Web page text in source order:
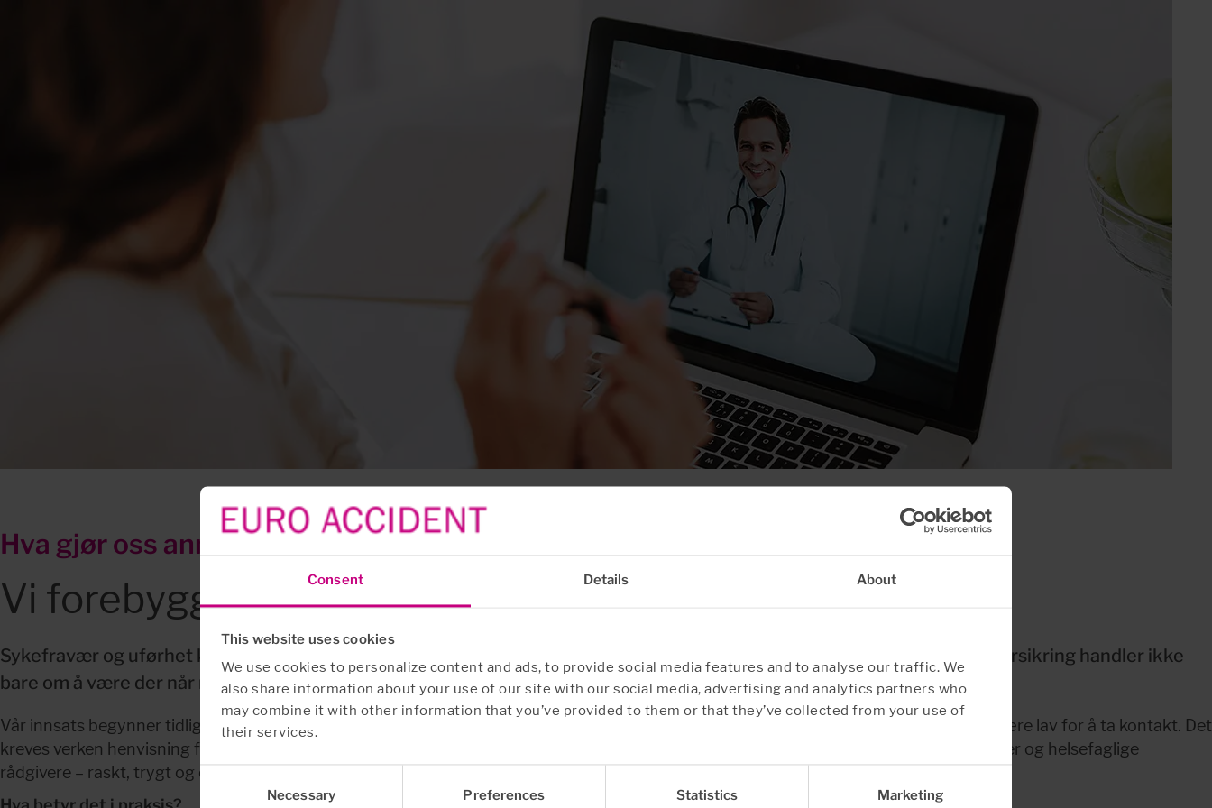
Consent Details About
This website uses cookies
We use cookies to personalize content and ads, to provide social media features and to analyse our traffic. We
also share information about your use of our site with our social media, advertising and analytics partners who
may combine it with other information that you’ve provided to them or that they’ve collected from your use of
their services.
Consent
Necessary Preferences Statistics Marketing
Hva gjør oss annerledes
Vi forebygger
Sykefravær og uførhet koster – for individet, virksomheten og samfunnet. Derfor er forebygging en kjerne i alt vi gjør. Forsikring handler ikke
bare om å være der når noe går galt, men om å bidra til at det ikke går galt i utgangspunktet.
Vår innsats begynner tidlig. Når en ansatt kjenner på belastning, helseutfordringer, utmattelse eller redusert mestring, skal terskelen være lav for å ta kontakt. Det
kreves verken henvisning fra lege eller godkjenning fra leder. Med Euro Accident får både ansatte og ledere direkte tilgang til psykologer og helsefaglige
rådgivere – raskt, trygt og enkelt.